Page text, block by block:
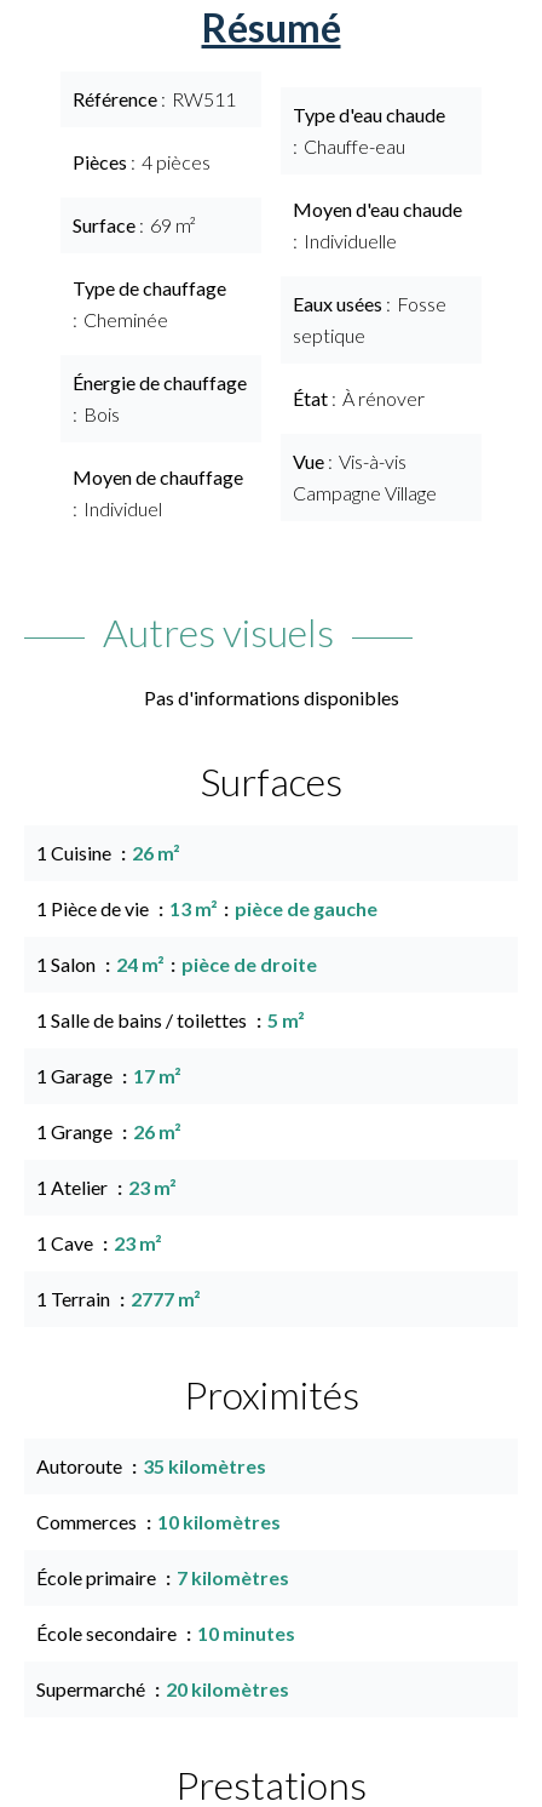
Résumé
Référence RW511
Pièces 4 pièces
Surface 69 m²
Type de chauffage
Cheminée
Énergie de chauffage
Bois
Moyen de chauffage
Individuel
Type d'eau chaude
Chauffe-eau
Moyen d'eau chaude
Individuelle
Eaux usées
Fosse
septique
État À rénover
Vue
Vis-à-vis
Campagne Village
Autres visuels
Pas d'informations disponibles
Surfaces
1 Cuisine 26 m²
1 Pièce de vie 13 m² pièce de gauche
1 Salon 24 m² pièce de droite
1 Salle de bains / toilettes 5 m²
1 Garage 17 m²
1 Grange 26 m²
1 Atelier 23 m²
1 Cave 23 m²
1 Terrain 2777 m²
Proximités
Autoroute 35 kilomètres
Commerces 10 kilomètres
École primaire 7 kilomètres
École secondaire 10 minutes
Supermarché 20 kilomètres
Prestations